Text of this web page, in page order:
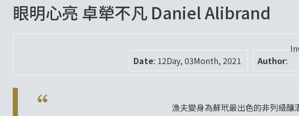
眼明心亮 卓犖不凡 Daniel Alibrand
Date: 12Day, 03Month, 2021 Author:
漁夫變身為蘇玳最出色的非列級釀